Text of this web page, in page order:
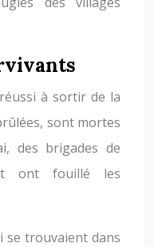
à sortir de la
sont mortes
des brigades de
ont fouillé les
se trouvaient dans